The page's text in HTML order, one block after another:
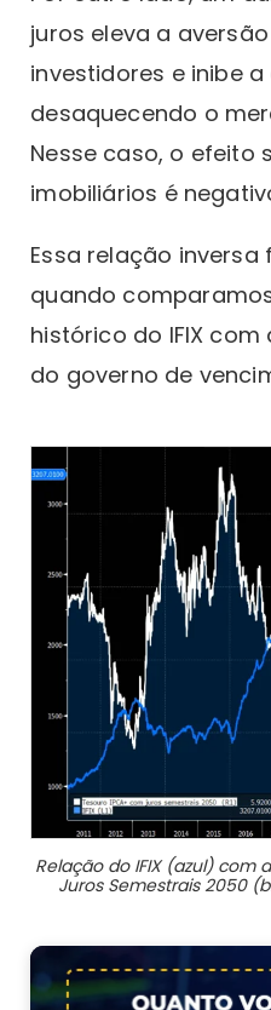
juros eleva a
investidores e inibe
desaquecendo o
Nesse caso, o efeito
imobiliários é
Essa relação
quando
histórico do IFIX
do governo de
Relação do IFIX (azul) com
Juros Semestrais 2050